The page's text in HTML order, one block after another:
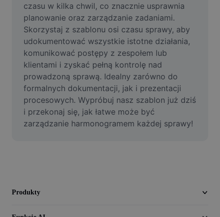
Film
Usuń tło filmu
Ulepsz jakość
Edytor filmów
Przycinaj filmy
Dodaj napisy do filmu
Konwerter filmów
czasu w kilka chwil, co znacznie usprawnia
planowanie oraz zarządzanie zadaniami.
Skorzystaj z szablonu osi czasu sprawy, aby
udokumentować wszystkie istotne działania,
komunikować postępy z zespołem lub
klientami i zyskać pełną kontrolę nad
prowadzoną sprawą. Idealny zarówno do
formalnych dokumentacji, jak i prezentacji
procesowych. Wypróbuj nasz szablon już dziś
i przekonaj się, jak łatwe może być
zarządzanie harmonogramem każdej sprawy!
Produkty